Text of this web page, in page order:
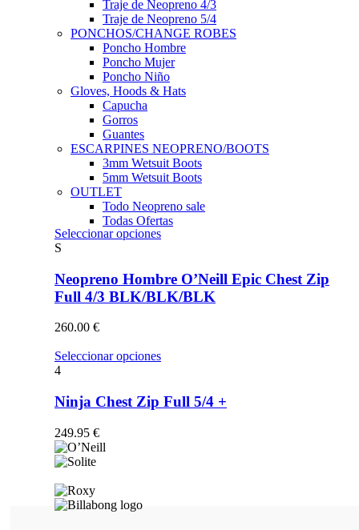
Traje de Neopreno 4/3
Traje de Neopreno 5/4
PONCHOS/CHANGE ROBES
Poncho Hombre
Poncho Mujer
Poncho Niño
Gloves, Hoods & Hats
Capucha
Gorros
Guantes
ESCARPINES NEOPRENO/BOOTS
3mm Wetsuit Boots
5mm Wetsuit Boots
OUTLET
Todo Neopreno sale
Todas Ofertas
Seleccionar opcionesEste
múltiples
variantes.
Las
elegir
página
S
Neopreno Hombre O’Neill Epic Chest Zip
Full 4/3 BLK/BLK/BLK
260.00 €
Seleccionar opcionesEste
múltiples
variantes.
4
Ninja Chest Zip Full 5/4 +
249.95 €